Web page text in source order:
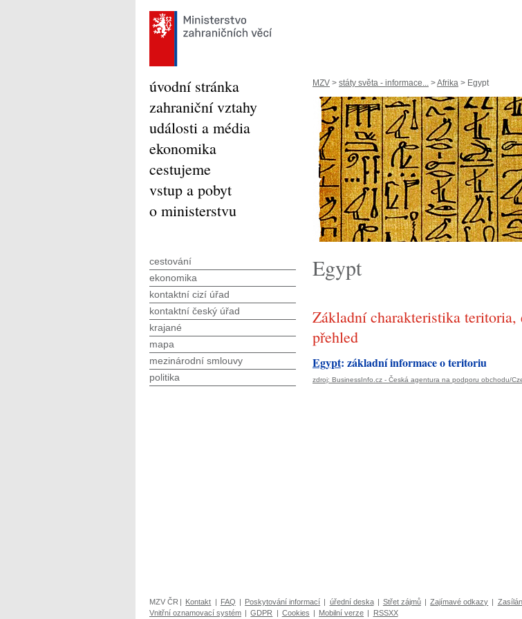
MZV > státy světa - informace... >Afrika > Egypt
Egypt
Základní charakteristika teritoria,
přehled
Egypt: základní informace o teritoriu
zdroj: BusinessInfo.cz - Česká agentura na podporu obchodu/
úvodní stránka
zahraniční vztahy
události a média
ekonomika
cestujeme
vstup a pobyt
o ministerstvu
cestování
ekonomika
kontaktní cizí úřad
kontaktní český úřad
krajané
mapa
mezinárodní smlouvy
politika
MZV ČR | Kontakt | FAQ | Poskytování informací | úřední deska | Střet zájmů | Zajímavé odkazy |
Vnitřní oznamovací systém | GDPR | Cookies | Mobilní verze | RSSXX